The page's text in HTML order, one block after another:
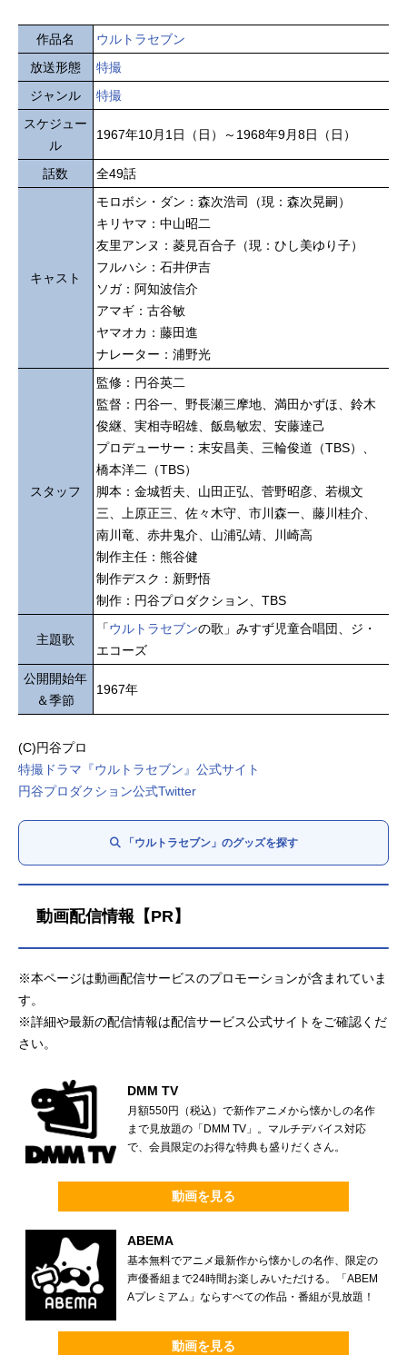
作品名
ウルトラセブン
放送形態
特撮
ジャンル
特撮
スケジュー
ル
1967年10月1日（日）～1968年9月8日（日）
話数 全49話
キャスト
モロボシ・ダン：森次浩司（現：森次晃嗣）
キリヤマ：中山昭二
友里アンヌ：菱見百合子（現：ひし美ゆり子）
フルハシ：石井伊吉
ソガ：阿知波信介
アマギ：古谷敏
ヤマオカ：藤田進
ナレーター：浦野光
スタッフ
監修：円谷英二
監督：円谷一、野長瀬三摩地、満田かずほ、鈴木
俊継、実相寺昭雄、飯島敏宏、安藤達己
プロデューサー：末安昌美、三輪俊道（TBS）、
橋本洋二（TBS）
脚本：金城哲夫、山田正弘、菅野昭彦、若槻文
三、上原正三、佐々木守、市川森一、藤川桂介、
南川竜、赤井鬼介、山浦弘靖、川崎高
制作主任：熊谷健
制作デスク：新野悟
制作：円谷プロダクション、TBS
主題歌
「ウルトラセブンの歌」みすず児童合唱団、ジ・
エコーズ
公開開始年
＆季節
1967年
(C)円谷プロ
特撮ドラマ『ウルトラセブン』公式サイト
円谷プロダクション公式Twitter
「ウルトラセブン」のグッズを探す
動画配信情報【PR】
※本ページは動画配信サービスのプロモーションが含まれていま
す。
※詳細や最新の配信情報は配信サービス公式サイトをご確認くだ
さい。
DMM TV
月額550円（税込）で新作アニメから懐かしの名作
まで見放題の「DMM TV」。マルチデバイス対応
で、会員限定のお得な特典も盛りだくさん。
動画を見る
ABEMA
基本無料でアニメ最新作から懐かしの名作、限定の
声優番組まで24時間お楽しみいただける。「ABEM
Aプレミアム」ならすべての作品・番組が見放題！
動画を見る